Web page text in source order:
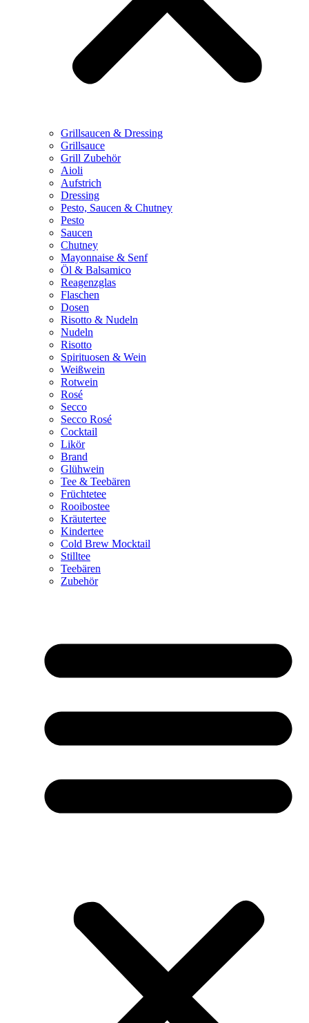
Grillsaucen & Dressing
Grillsauce
Grill Zubehör
Aioli
Aufstrich
Dressing
Pesto, Saucen & Chutney
Pesto
Saucen
Chutney
Mayonnaise & Senf
Öl & Balsamico
Reagenzglas
Flaschen
Dosen
Risotto & Nudeln
Nudeln
Risotto
Spirituosen & Wein
Weißwein
Rotwein
Rosé
Secco
Secco Rosé
Cocktail
Likör
Brand
Glühwein
Tee & Teebären
Früchtetee
Rooibostee
Kräutertee
Kindertee
Cold Brew Mocktail
Stilltee
Teebären
Zubehör